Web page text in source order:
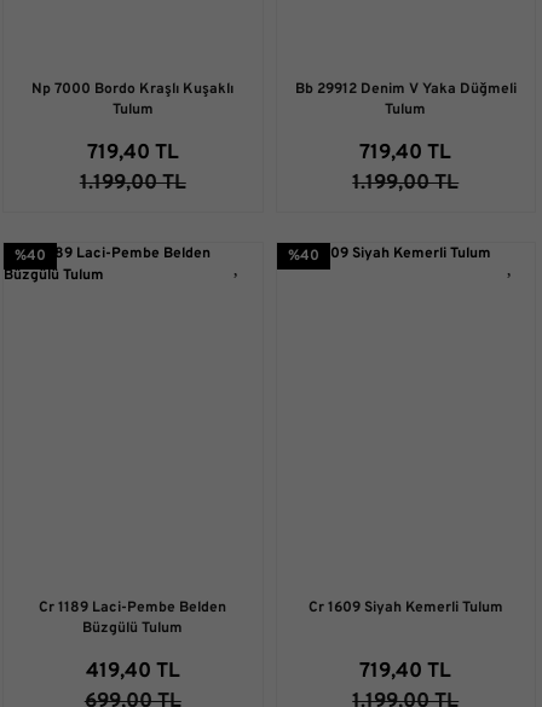
Np 7000 Bordo Kraşlı Kuşaklı
Tulum
719,40 TL
1.199,00 TL
Bb 29912 Denim V Yaka Düğmeli
Tulum
719,40 TL
1.199,00 TL
%40
Cr 1189 Laci-Pembe Belden
Büzgülü Tulum
419,40 TL
%40
Cr 1609 Siyah Kemerli Tulum
719,40 TL